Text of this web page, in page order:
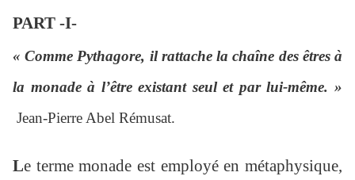
PART -I-
« Comme Pythagore, il rattache la chaîne des êtres à
la monade à l’être existant seul et par lui-même. »
Jean-Pierre Abel Rémusat.
Le terme monade est employé en métaphysique,